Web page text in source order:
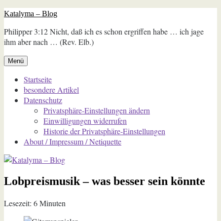
Zum
springen
Katalyma – Blog
Philipper 3:12 Nicht, daß ich es schon ergriffen habe … ich jage
ihm aber nach … (Rev. Elb.)
Menü
Startseite
besondere Artikel
Datenschutz
Privatsphäre-Einstellungen ändern
Einwilligungen widerrufen
Historie der Privatsphäre-Einstellungen
About / Impressum / Netiquette
Lobpreismusik – was besser sein könnte
Lesezeit: 6Minuten